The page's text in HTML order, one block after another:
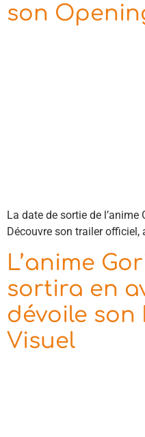
son
La date de sortie de
Découvre son trailer officiel,
L’anime
sortira en
dévoile son
Visuel